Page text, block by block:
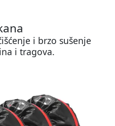
i brzo sušenje
i tragova.